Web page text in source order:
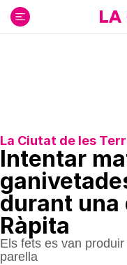
contenido
La Ciutat de les
Intentar
durant una
Ràpita
Els fets es van
parella